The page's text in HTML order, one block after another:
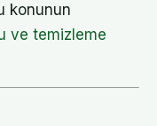
konunun
ve temizleme